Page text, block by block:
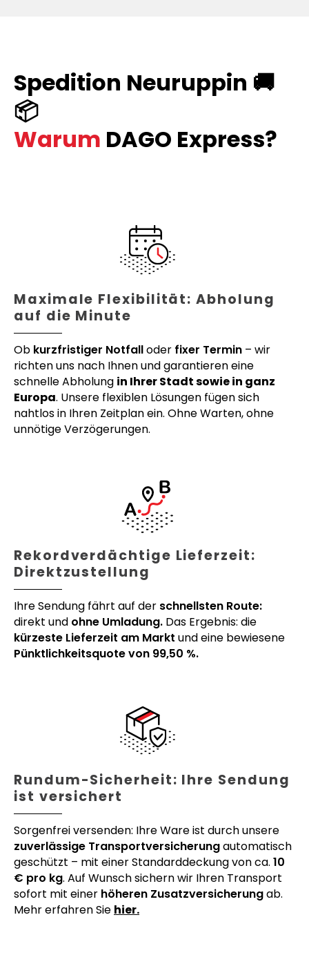
Spedition Neuruppin 🚚
📦
Warum DAGO Express?
Maximale Flexibilität: Abholung
auf die Minute
Ob kurzfristiger Notfalloder fixer Termin – wir
richten uns nach Ihnen und garantieren eine
schnelle Abholung in Ihrer Stadt sowie in ganz
Europa. Unsere flexiblen Lösungen fügen sich
nahtlos in Ihren Zeitplan ein. Ohne Warten, ohne
unnötige Verzögerungen.
Rekordverdächtige Lieferzeit:
Direktzustellung
Ihre Sendung fährt auf der schnellsten Route:
direkt und ohne Umladung. Das Ergebnis: die
kürzeste Lieferzeit am Markt und eine bewiesene
Pünktlichkeitsquote von 99,50 %.
Rundum-Sicherheit: Ihre Sendung
ist versichert
Sorgenfrei versenden: Ihre Ware ist durch unsere
zuverlässige Transportversicherungautomatisch
geschützt – mit einer Standarddeckung von ca. 10
€ pro kg. Auf Wunsch sichern wir Ihren Transport
sofort mit einer höheren Zusatzversicherungab.
Mehr erfahren Sie hier.